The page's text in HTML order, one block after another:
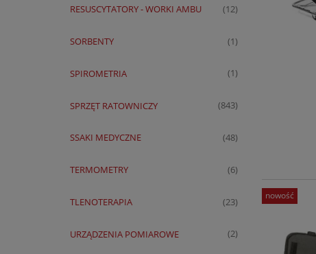
RESUSCYTATORY - WORKI AMBU (12)
SORBENTY (1)
SPIROMETRIA (1)
SPRZĘT RATOWNICZY (843)
SSAKI MEDYCZNE (48)
TERMOMETRY (6)
TLENOTERAPIA (23)
URZĄDZENIA POMIAROWE (2)
nowość